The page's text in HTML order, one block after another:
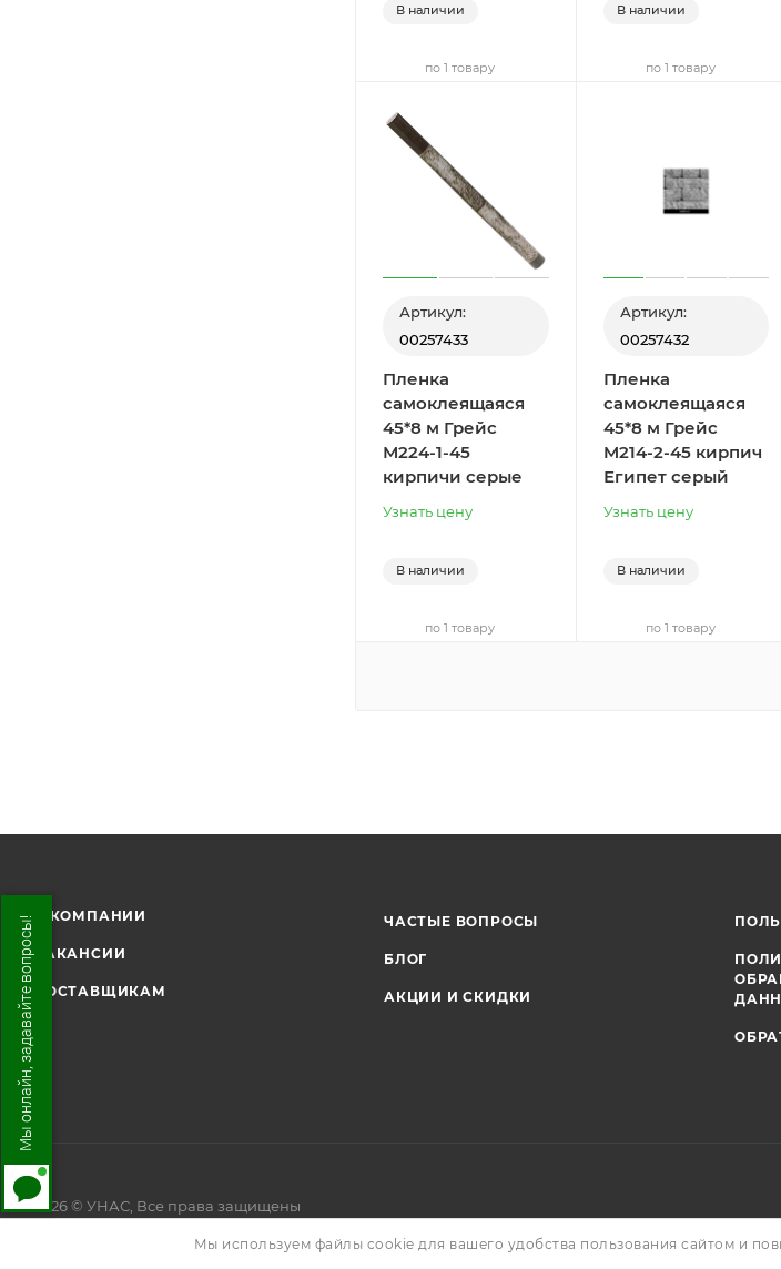
В наличии
по 1 товару
В наличии
по 1 товару
Артикул:
00257433
Пленка
самоклеящаяся
45*8 м Грейс
М224-1-45
кирпичи серые
Узнать цену
В наличии
по 1 товару
Артикул:
00257432
Пленка
самоклеящаяся
45*8 м Грейс
M214-2-45 кирпич
Египет серый
Узнать цену
В наличии
по 1 товару
О КОМПАНИИ
ВАКАНСИИ
ПОСТАВЩИКАМ
ЧАСТЫЕ ВОПРОСЫ
БЛОГ
АКЦИИ И СКИДКИ
2026 © УНАС, Все права защищены
Мы используем файлы cookie для вашего удобства пользования сайтом и
Мы онлайн, задавайте вопросы!